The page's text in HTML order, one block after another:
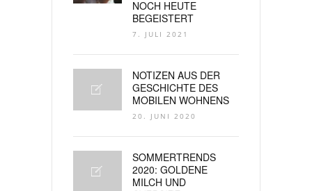
NOCH HEUTE
BEGEISTERT
7. JULI 2021
NOTIZEN AUS DER
GESCHICHTE DES
MOBILEN WOHNENS
20. JUNI 2020
SOMMERTRENDS
2020: GOLDENE
MILCH UND